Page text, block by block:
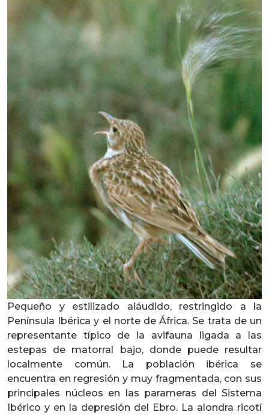
Pequeño y estilizado aláudido, restringido a la
Península Ibérica y el norte de África. Se trata de un
representante típico de la avifauna ligada a las
estepas de matorral bajo, donde puede resultar
localmente común. La población ibérica se
encuentra en regresión y muy fragmentada, con sus
principales núcleos en las parameras del Sistema
Ibérico y en la depresión del Ebro. La alondra ricotí